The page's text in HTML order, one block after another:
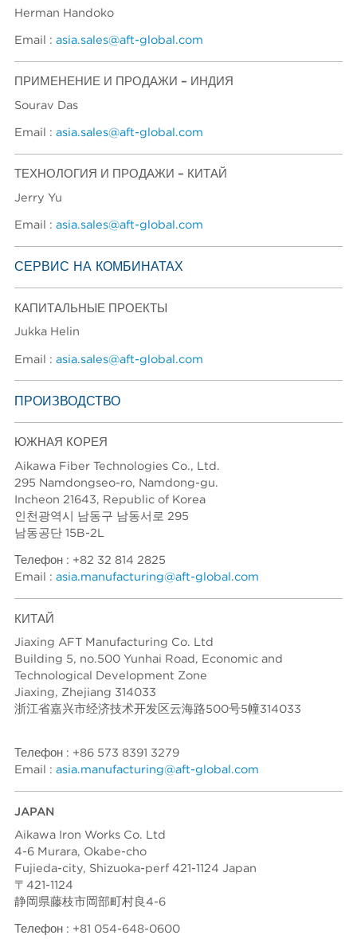
Herman Handoko
Email :asia.sales@aft-global.com
ПРИМЕНЕНИЕ И ПРОДАЖИ – ИНДИЯ
Sourav Das
Email :asia.sales@aft-global.com
ТЕХНОЛОГИЯ И ПРОДАЖИ – КИТАЙ
Jerry Yu
Email :asia.sales@aft-global.com
СЕРВИС НА КОМБИНАТАХ
КАПИТАЛЬНЫЕ ПРОЕКТЫ
Jukka Helin
Email :asia.sales@aft-global.com
ПРОИЗВОДСТВО
ЮЖНАЯ КОРЕЯ
Aikawa Fiber Technologies Co., Ltd.
295 Namdongseo-ro, Namdong-gu.
Incheon 21643, Republic of Korea
인천광역시 남동구 남동서로 295
남동공단 15B-2L
Телефон : +82 32 814 2825
Email :asia.manufacturing@aft-global.com
КИТАЙ
Jiaxing AFT Manufacturing Co. Ltd
Building 5, no.500 Yunhai Road, Economic and
Technological Development Zone
Jiaxing, Zhejiang 314033
浙江省嘉兴市经济技术开发区云海路500号5幢314033
Телефон : +86 573 8391 3279
Email :asia.manufacturing@aft-global.com
JAPAN
Aikawa Iron Works Co. Ltd
4-6 Murara, Okabe-cho
Fujieda-city, Shizuoka-perf 421-1124 Japan
〒421-1124
静岡県藤枝市岡部町村良4-6
Телефон : +81 054-648-0600